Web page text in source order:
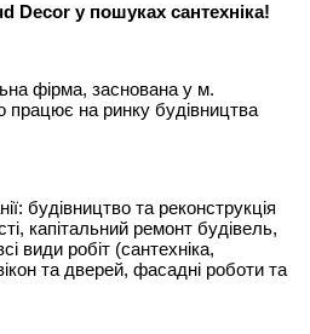
Decor у пошуках сантехніка!
фірма, заснована у м.
на ринку будівництва
будівництво та реконструкція
капітальний ремонт будівель,
види робіт (сантехніка,
та дверей, фасадні роботи та